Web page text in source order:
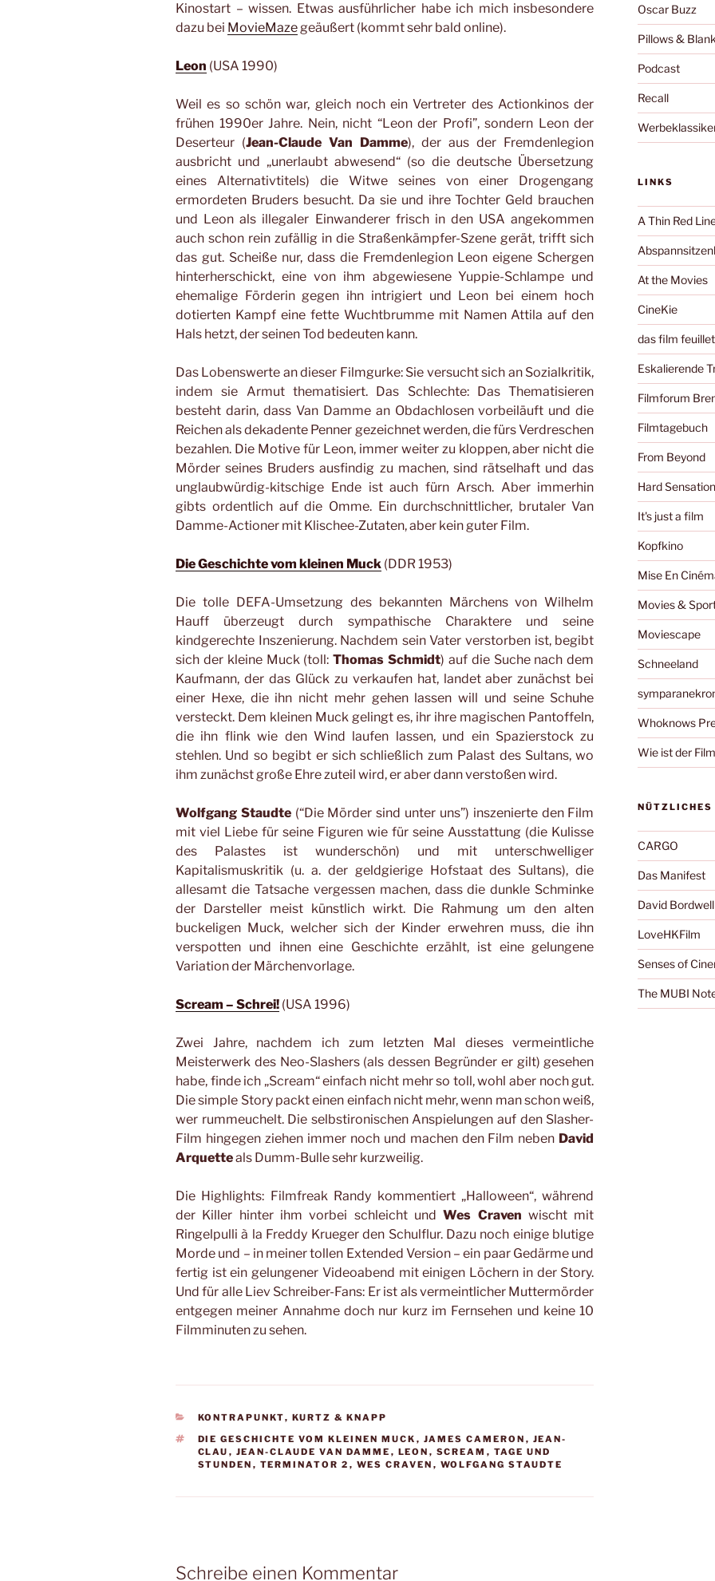
Kinostart – wissen. Etwas ausführlicher habe ich mich insbesondere
dazu bei MovieMazegeäußert (kommt sehr bald online).
Leon (USA 1990)
Weil es so schön war, gleich noch ein Vertreter des Actionkinos der
frühen 1990er Jahre. Nein, nicht “Leon der Profi”, sondern Leon der
Deserteur (Jean-Claude Van Damme), der aus der Fremdenlegion
ausbricht und „unerlaubt abwesend“ (so die deutsche Übersetzung
eines Alternativtitels) die Witwe seines von einer Drogengang
ermordeten Bruders besucht. Da sie und ihre Tochter Geld brauchen
und Leon als illegaler Einwanderer frisch in den USA angekommen
auch schon rein zufällig in die Straßenkämpfer-Szene gerät, trifft sich
das gut. Scheiße nur, dass die Fremdenlegion Leon eigene Schergen
hinterherschickt, eine von ihm abgewiesene Yuppie-Schlampe und
ehemalige Förderin gegen ihn intrigiert und Leon bei einem hoch
dotierten Kampf eine fette Wuchtbrumme mit Namen Attila auf den
Hals hetzt, der seinen Tod bedeuten kann.
Das Lobenswerte an dieser Filmgurke: Sie versucht sich an Sozialkritik,
indem sie Armut thematisiert. Das Schlechte: Das Thematisieren
besteht darin, dass Van Damme an Obdachlosen vorbeiläuft und die
Reichen als dekadente Penner gezeichnet werden, die fürs Verdreschen
bezahlen. Die Motive für Leon, immer weiter zu kloppen, aber nicht die
Mörder seines Bruders ausfindig zu machen, sind rätselhaft und das
unglaubwürdig-kitschige Ende ist auch fürn Arsch. Aber immerhin
gibts ordentlich auf die Omme. Ein durchschnittlicher, brutaler Van
Damme-Actioner mit Klischee-Zutaten, aber kein guter Film.
Die Geschichte vom kleinen Muck (DDR 1953)
Die tolle DEFA-Umsetzung des bekannten Märchens von Wilhelm
Hauff überzeugt durch sympathische Charaktere und seine
kindgerechte Inszenierung. Nachdem sein Vater verstorben ist, begibt
sich der kleine Muck (toll:Thomas Schmidt) auf die Suche nach dem
Kaufmann, der das Glück zu verkaufen hat, landet aber zunächst bei
einer Hexe, die ihn nicht mehr gehen lassen will und seine Schuhe
versteckt. Dem kleinen Muck gelingt es, ihr ihre magischen Pantoffeln,
die ihn flink wie den Wind laufen lassen, und ein Spazierstock zu
stehlen. Und so begibt er sich schließlich zum Palast des Sultans, wo
ihm zunächst große Ehre zuteil wird, er aber dann verstoßen wird.
Wolfgang Staudte(“Die Mörder sind unter uns”) inszenierte den Film
mit viel Liebe für seine Figuren wie für seine Ausstattung (die Kulisse
des Palastes ist wunderschön) und mit unterschwelliger
Kapitalismuskritik (u. a. der geldgierige Hofstaat des Sultans), die
allesamt die Tatsache vergessen machen, dass die dunkle Schminke
der Darsteller meist künstlich wirkt. Die Rahmung um den alten
buckeligen Muck, welcher sich der Kinder erwehren muss, die ihn
verspotten und ihnen eine Geschichte erzählt, ist eine gelungene
Variation der Märchenvorlage.
Scream – Schrei! (USA 1996)
Zwei Jahre, nachdem ich zum letzten Mal dieses vermeintliche
Meisterwerk des Neo-Slashers (als dessen Begründer er gilt) gesehen
habe, finde ich „Scream“ einfach nicht mehr so toll, wohl aber noch gut.
Die simple Story packt einen einfach nicht mehr, wenn man schon weiß,
wer rummeuchelt. Die selbstironischen Anspielungen auf den Slasher-
Film hingegen ziehen immer noch und machen den Film neben David
Arquetteals Dumm-Bulle sehr kurzweilig.
Die Highlights: Filmfreak Randy kommentiert „Halloween“, während
der Killer hinter ihm vorbei schleicht undWes Craven wischt mit
Ringelpulli à la Freddy Krueger den Schulflur. Dazu noch einige blutige
Morde und – in meiner tollen Extended Version – ein paar Gedärme und
fertig ist ein gelungener Videoabend mit einigen Löchern in der Story.
Und für alle Liev Schreiber-Fans: Er ist als vermeintlicher Muttermörder
entgegen meiner Annahme doch nur kurz im Fernsehen und keine 10
Filmminuten zu sehen.
KATEGORIEN
KONTRAPUNKT, KURTZ & KNAPP
SCHLAGWÖRTER
DIE GESCHICHTE VOM KLEINEN MUCK , JAMES CAMERON , JEAN-
CLAU , JEAN-CLAUDE VAN DAMME , LEON , SCREAM , TAGE UND
STUNDEN , TERMINATOR 2 , WES CRAVEN , WOLFGANG STAUDTE
Schreibe einen Kommentar
Oscar Buzz
Pillows &
Podcast
Recall
LINKS
A Thin Red
At the Movies
CineKie
das film
Eskalierende
Filmforum
Filmtagebuch
From Beyond
Hard
It's just a film
Kopfkino
Mise En
Movies &
Moviescape
Schneeland
Whoknows
Wie ist der
NÜTZLICHES
CARGO
Das Manifest
David Bordwell
LoveHKFilm
Senses of
The MUBI